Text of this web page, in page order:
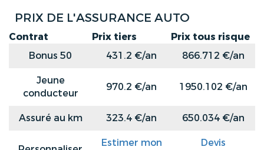
PRIX DE L'ASSURANCE AUTO
Contrat Prix tiers
Prix tous risque
Bonus 50
431.2 €/an
866.712 €/an
Jeune
conducteur
970.2 €/an 1950.102 €/an
Assuré au km 323.4 €/an 650.034 €/an
Estimer mon
Devis